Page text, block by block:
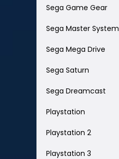
Sega Game Gear
Sega Master System
Sega Mega Drive
Sega Saturn
Sega Dreamcast
Playstation
Playstation 2
Playstation 3